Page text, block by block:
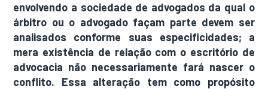
envolvendo a sociedade de advogados da qual o
árbitro ou o advogado façam parte devem ser
analisados conforme suas especificidades; a
mera existência de relação com o escritório de
advocacia não necessariamente fará nascer o
conflito. Essa alteração tem como propósito